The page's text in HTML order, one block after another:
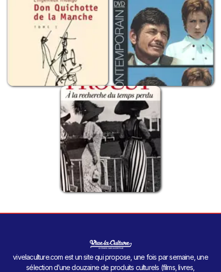
vivelaculture.com est un site qui propose, une fois par semaine, une
sélection d’une douzaine de produits culturels (films, livres,